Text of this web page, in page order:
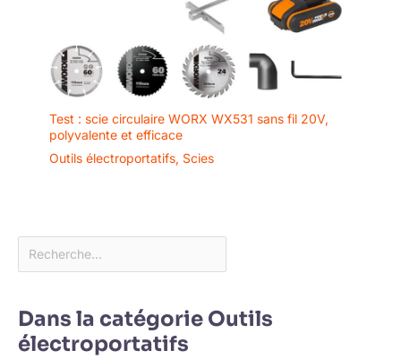
Test : scie circulaire WORX WX531 sans fil 20V,
polyvalente et efficace
Outils électroportatifs, Scies
Dans la catégorie Outils
électroportatifs